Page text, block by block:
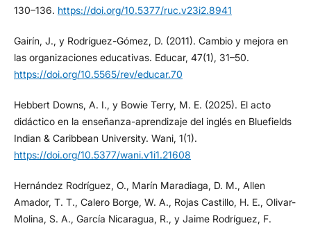
130–136. https://doi.org/10.5377/ruc.v23i2.8941
Gairín, J., y Rodríguez-Gómez, D. (2011). Cambio y mejora en
las organizaciones educativas. Educar, 47(1), 31–50.
https://doi.org/10.5565/rev/educar.70
Hebbert Downs, A. I., y Bowie Terry, M. E. (2025). El acto
didáctico en la enseñanza-aprendizaje del inglés en Bluefields
Indian & Caribbean University. Wani, 1(1).
https://doi.org/10.5377/wani.v1i1.21608
Hernández Rodríguez, O., Marín Maradiaga, D. M., Allen
Amador, T. T., Calero Borge, W. A., Rojas Castillo, H. E., Olivar-
Molina, S. A., García Nicaragua, R., y Jaime Rodríguez, F.